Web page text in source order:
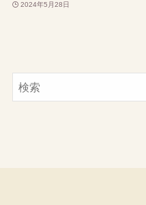
2024年5月28日